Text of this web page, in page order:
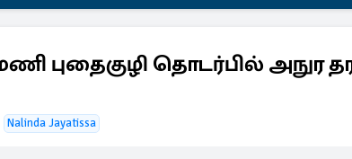
புதைகுழி தொடர்பில் அநுர
Nalinda Jayatissa